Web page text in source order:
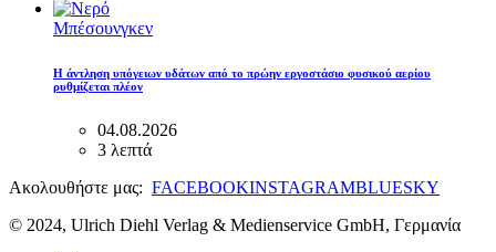
Μπέσουνγκεν
Η άντληση υπόγειων υδάτων από το πρώην εργοστάσιο φυσικού αερίου
ρυθμίζεται πλέον
04.08.2026
3 λεπτά
Ακολουθήστε μας: FACEBOOKINSTAGRAMBLUESKY
© 2024, Ulrich Diehl Verlag & Medienservice GmbH, Γερμανία